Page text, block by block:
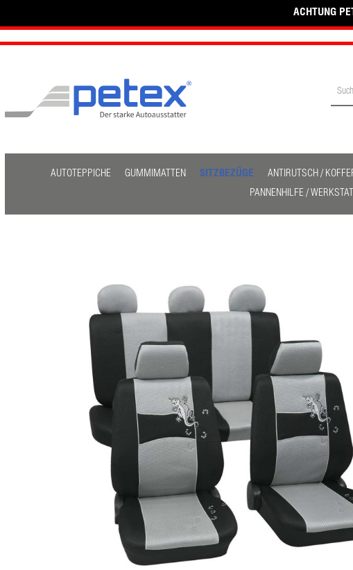
ACHTUNG
AUTOTEPPICHE GUMMIMATTEN SITZBEZÜGE ANTIRUTSCH /
PANNENHILFE /